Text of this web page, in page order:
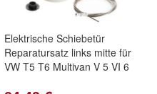
Elektrische Schiebetür
Reparatursatz links mitte für
VW T5 T6 Multivan V 5 VI 6